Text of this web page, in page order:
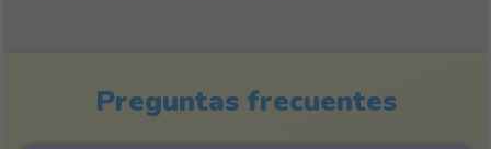
Preguntas frecuentes